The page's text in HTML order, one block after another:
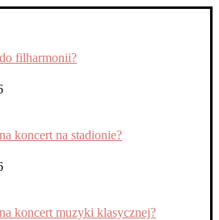
filharmonii?
koncert na stadionie?
koncert muzyki klasycznej?